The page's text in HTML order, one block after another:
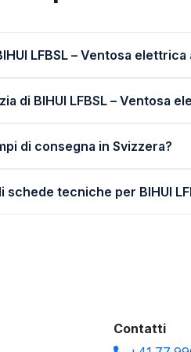
LFBSL – Ventosa
di BIHUI LFBSL – Ventosa
di consegna in Svizzera?
schede tecniche per BIHUI
Contatti